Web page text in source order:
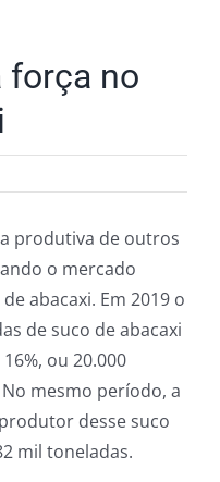
força no
produtiva de outros
o mercado
abacaxi. Em 2019 o
de suco de abacaxi
ou 20.000
mesmo período, a
desse suco
mil toneladas.